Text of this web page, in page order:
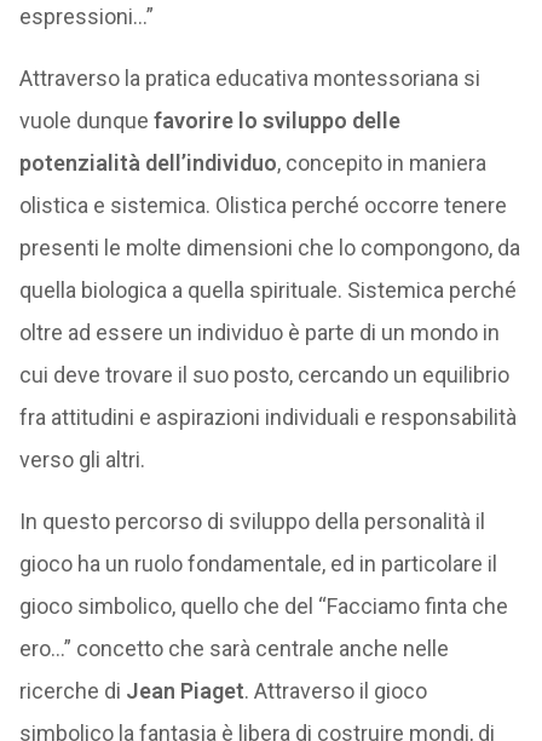
espressioni…”
Attraverso la pratica educativa montessoriana si
vuole dunque favorire lo sviluppo delle
potenzialità dell’individuo, concepito in maniera
olistica e sistemica. Olistica perché occorre tenere
presenti le molte dimensioni che lo compongono, da
quella biologica a quella spirituale. Sistemica perché
oltre ad essere un individuo è parte di un mondo in
cui deve trovare il suo posto, cercando un equilibrio
fra attitudini e aspirazioni individuali e responsabilità
verso gli altri.
In questo percorso di sviluppo della personalità il
gioco ha un ruolo fondamentale, ed in particolare il
gioco simbolico, quello che del “Facciamo finta che
ero…” concetto che sarà centrale anche nelle
ricerche di Jean Piaget. Attraverso il gioco
simbolico la fantasia è libera di costruire mondi, di